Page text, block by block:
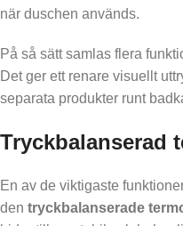
när duschen används.
På så sätt samlas flera
Det ger ett renare visuellt
separata produkter runt
Tryckbalanserad
En av de viktigaste
den tryckbalanserade